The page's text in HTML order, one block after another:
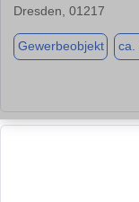
Dresden, 01217
Gewerbeobjekt ca.